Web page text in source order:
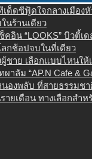
เด็ดซีฟู้ดใจกลางเมือง
นร้านเดียว
คอิน “LOOKS” บิวตี้เ
กช้อปจบในที่เดียว
ผู้ชาย เลือกแบบไหนให้
าลัม “AP.N Cafe &
นองพลับ ที่สายธรรมช
ายเดือน ทางเลือกสำ